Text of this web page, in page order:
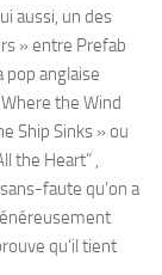
aussi, un des
» entre Prefab
pop anglaise
the Wind
Ship Sinks » ou
the Heart” ,
faute qu’on a
qu’il tient